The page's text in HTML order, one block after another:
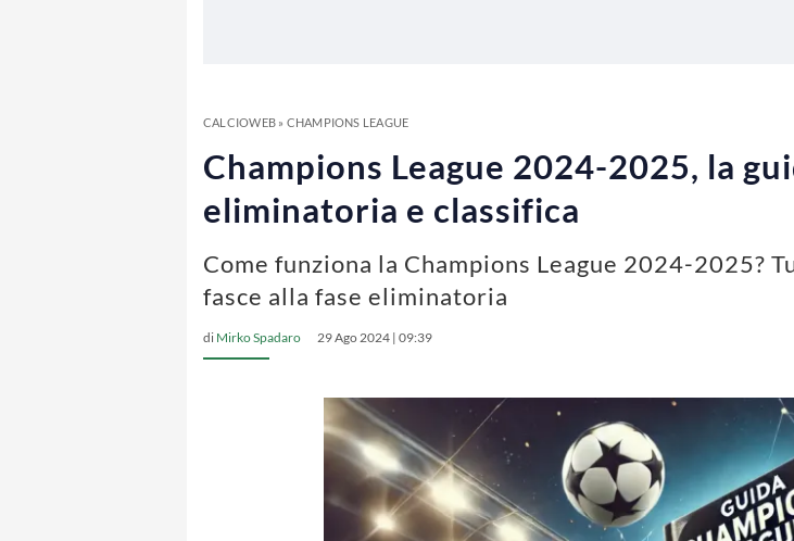
CALCIOWEB» CHAMPIONS LEAGUE
Champions League 2024-2025, la
eliminatoria e classifica
Come funziona la Champions League 2024-2025?
fasce alla fase eliminatoria
di Mirko Spadaro 29 Ago 2024 | 09:39